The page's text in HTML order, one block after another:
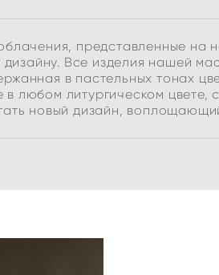
представленные на
Все изделия нашей
в пастельных тонах
в любом литургическом цвете,
новый дизайн,